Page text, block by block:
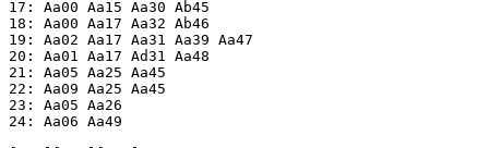
17: Aa00 Aa15 Aa30 Ab45
18: Aa00 Aa17 Aa32 Ab46
19: Aa02 Aa17 Aa31 Aa39 Aa47
20: Aa01 Aa17 Ad31 Aa48
21: Aa05 Aa25 Aa45
22: Aa09 Aa25 Aa45
23: Aa05 Aa26
24: Aa06 Aa49